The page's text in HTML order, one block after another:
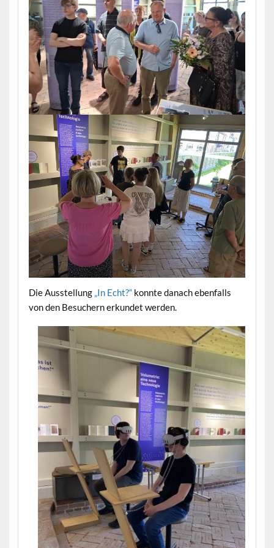
Die Ausstellung „In Echt?“konnte danach ebenfalls
von den Besuchern erkundet werden.